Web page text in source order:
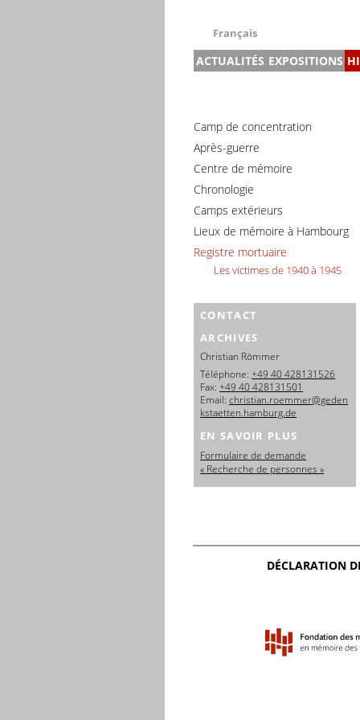
ACTUALITÉS
Calendrier des événements
EXPOSITIONS
Exposition
Briqueterie
L’ancienne
Prisons et
Maison du
Expositions
Expositions
Français
Deutsch
Dansk
Español
Italiano
Nederlands
Polski
Português
Türkçe
Yкраїнський
Русский
עברית
العربية
日本語
Camp de concentration
Après-guerre
Centre de mémoire
Chronologie
Camps extérieurs
Lieux de mémoire à Hambourg
Registre mortuaire
Les victimes de 1940 à 1945
CONTACT
ARCHIVES
Christian Römmer
Téléphone: +49 40 428131526
Fax: +49 40 428131501
Email: christian.roemmer@geden
kstaetten.hamburg.de
EN SAVOIR PLUS
Formulaire de demande
« Recherche de personnes »
DÉCLARATION